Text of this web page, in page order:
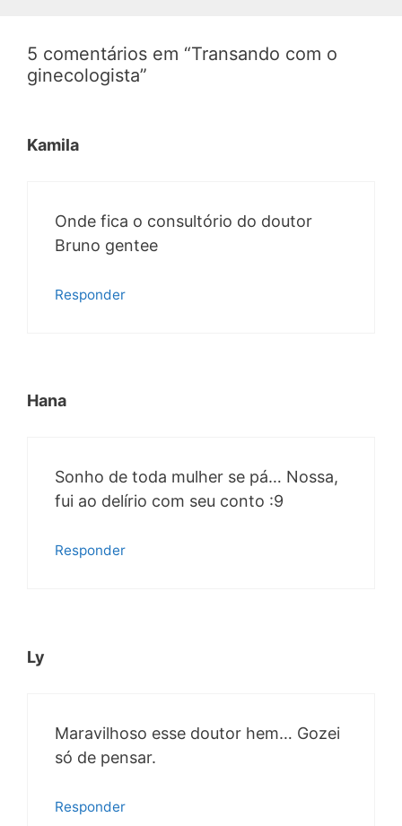
5 comentários em “Transando com o
ginecologista”
Kamila
Onde fica o consultório do doutor
Bruno gentee
Responder
Hana
Sonho de toda mulher se pá… Nossa,
fui ao delírio com seu conto :9
Responder
Ly
Maravilhoso esse doutor hem… Gozei
só de pensar.
Responder